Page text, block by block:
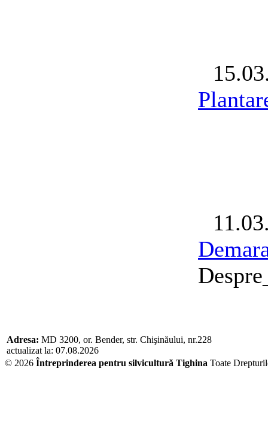
Adresa: MD 3200, or. Bender, str. Chişinăului, nr.228
actualizat la: 07.08.2026
© 2026 Întreprinderea pentru silvicultură Tighina Toate